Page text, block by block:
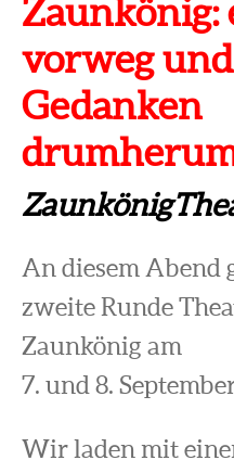
Zaunkönig:
vorweg
Gedanken
An diesem Abend
zweite Runde
Zaunkönig am
7. und 8.
Wir laden mit